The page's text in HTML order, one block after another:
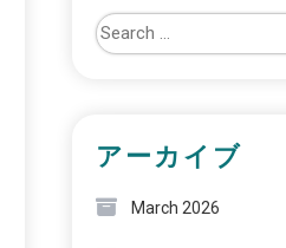
アーカイブ
March 2026